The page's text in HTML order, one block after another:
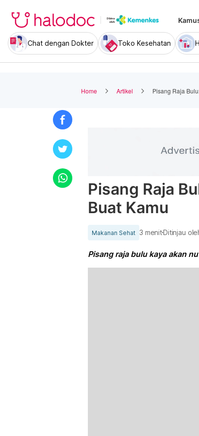
Chat dengan Dokter Toko Kesehatan
Home Artikel Pisang Raja
Pisang Raja
Buat Kamu
Makanan Sehat 3 menitDitinjau
Pisang raja bulu kaya akan